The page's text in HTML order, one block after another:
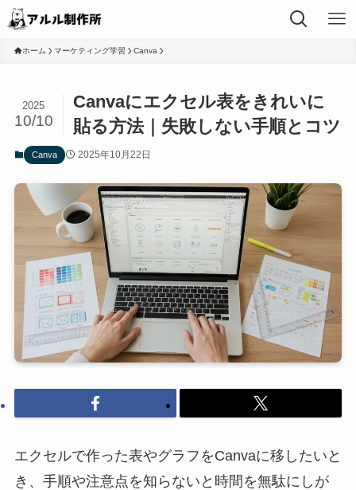
ホーム マーケティング学習 Canva
Canvaにエクセル表をきれいに
貼る方法｜失敗しない手順とコツ
2025
10/10
Canva 2025年10月22日
エクセルで作った表やグラフをCanvaに移したいと
き、手順や注意点を知らないと時間を無駄にしが